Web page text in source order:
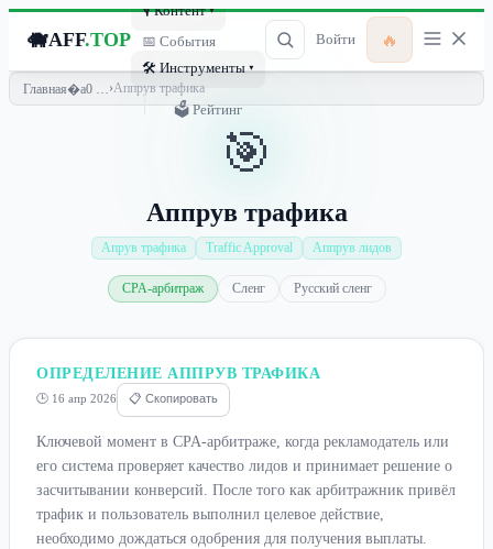
🐗AFF.TOP
🎙 Контент ▾
📅 События
🛠 Инструменты ▾
🗳 Рейтинг
Войти 🔥
Главная ›Аппрув трафика
🎯
Аппрув трафика
Апрув трафика Traffic Approval Аппрув лидов
CPA-арбитраж Сленг Русский сленг
ОПРЕДЕЛЕНИЕ АППРУВ ТРАФИКА
🕒 16 апр 2026 📋 Скопировать
Ключевой момент в CPA-арбитраже, когда рекламодатель или
его система проверяет качество лидов и принимает решение о
засчитывании конверсий. После того как арбитражник привёл
трафик и пользователь выполнил целевое действие,
необходимо дождаться одобрения для получения выплаты.